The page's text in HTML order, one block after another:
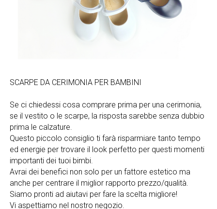
SCARPE DA CERIMONIA PER BAMBINI
Se ci chiedessi cosa comprare prima per una cerimonia,
se il vestito o le scarpe, la risposta sarebbe senza dubbio
prima le calzature.
Questo piccolo consiglio ti farà risparmiare tanto tempo
ed energie per trovare il look perfetto per questi momenti
importanti dei tuoi bimbi.
Avrai dei benefici non solo per un fattore estetico ma
anche per centrare il miglior rapporto prezzo/qualità.
Siamo pronti ad aiutavi per fare la scelta migliore!
Vi aspettiamo nel nostro negozio.